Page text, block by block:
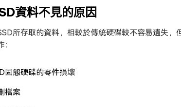
資料不見的原因
所存取的資料，相較於傳統硬碟較不容易遺失
固態硬碟的零件損壞
檔案